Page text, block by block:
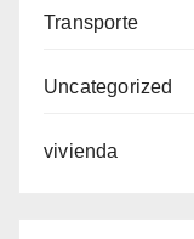
Transporte
Uncategorized
vivienda